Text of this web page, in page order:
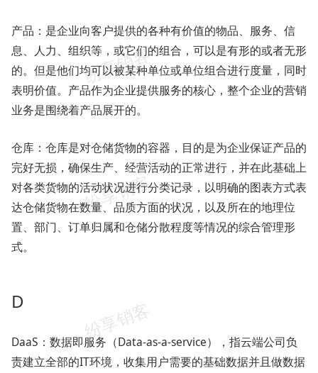
产品：是企业向客户提供的各种有价值的物品、服务、信
息、人力、组织等，或它们的组合，可以是有形的或者无形
的。但是他们均可以被某种单位或单位组合进行度量，同时
表明价值。产品作为企业提供服务的核心，整个企业的营销
业务是围绕着产品展开的。
仓库：仓库是对仓储货物的容器，目的是为企业保证产品的
完好无损，确保生产、经营活动的正常进行，并在此基础上
对各类货物的活动状况进行分类记录，以明确的图表方式表
达仓储货物在数量、品质方面的状况，以及所在的地理位
置、部门、订单归属和仓储分散程度等情况的综合管理形
式。
D
DaaS：数据即服务（Data-as-a-service），指云端公司负
责建立全部的IT环境，收集用户需要的基础数据并且做数据